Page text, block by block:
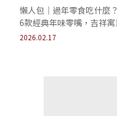
懶人包｜過年零食吃什麼
6款經典年味零嘴，吉祥
2026.02.17